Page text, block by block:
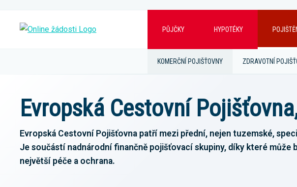
PŮJČKY HYPOTÉKY
KOMERČNÍ POJIŠŤOVNY ZDRAVOTNÍ
Evropská Cestovní
Evropská Cestovní Pojišťovna patří mezi přední, nejen tuzemské,
Je součástí nadnárodní finančně pojišťovací skupiny, díky které může
největší péče a ochrana.